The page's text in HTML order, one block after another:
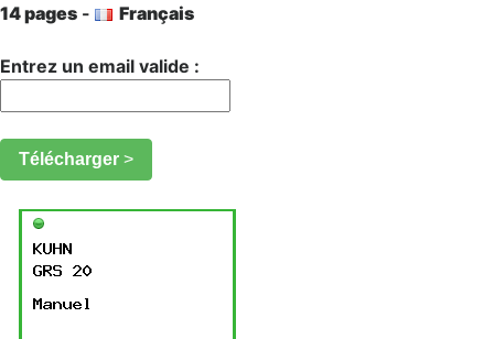
14 pages - Français
Entrez un email valide :
Télécharger >